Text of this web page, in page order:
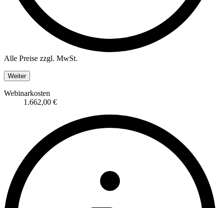
Alle Preise zzgl. MwSt.
Weiter
Webinarkosten
1.662,00 €